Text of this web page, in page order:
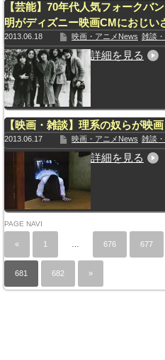
【芸能】70年代人気フォークバ
明がディズニー映画CMにおじい
2013.06.18 映画・アニメNews 雑談
詳細を見る
【映画・雑談】理系の奴らが映
2013.06.17 映画・アニメNews 雑談
詳細を見る
PAGE NAVI
« 1 676 677
681 682 »